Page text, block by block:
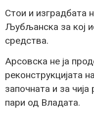
Стои и изградбата
Љубљанска за кој
средства.
Арсовска не ја
реконструкцијата
започната и за
пари од Владата.